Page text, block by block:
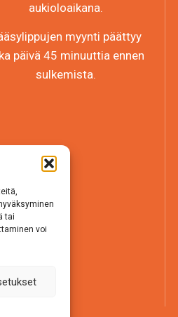
tai
voi
aukioloaikana.
myynti päättyy
päivä 45 minuuttia ennen
sulkemista.